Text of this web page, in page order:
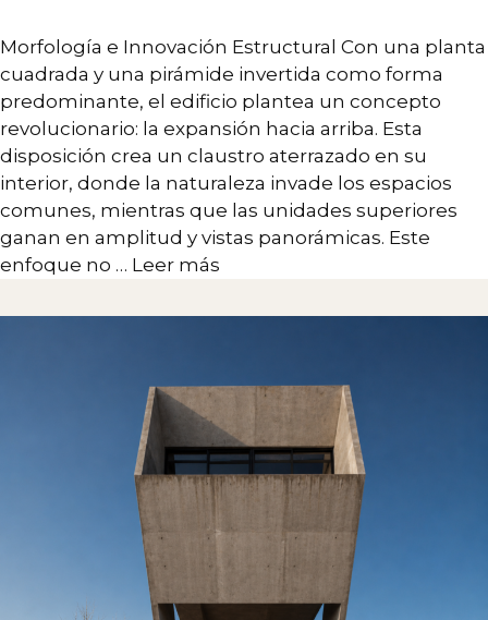
Interiorismo
Branding
Desarrollo Estratégico
Diseño de sistemas complejos
Paisaje
CONTACTO
Morfología e Innovación Estructural Con una planta
cuadrada y una pirámide invertida como forma
predominante, el edificio plantea un concepto
revolucionario: la expansión hacia arriba. Esta
disposición crea un claustro aterrazado en su
interior, donde la naturaleza invade los espacios
comunes, mientras que las unidades superiores
ganan en amplitud y vistas panorámicas. Este
enfoque no … Leer más